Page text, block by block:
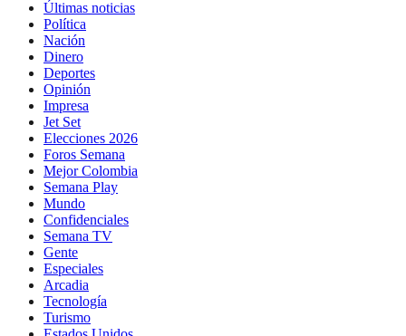
Últimas noticias
Política
Nación
Dinero
Deportes
Opinión
Impresa
Jet Set
Elecciones 2026
Foros Semana
Mejor Colombia
Semana Play
Mundo
Confidenciales
Semana TV
Gente
Especiales
Arcadia
Tecnología
Turismo